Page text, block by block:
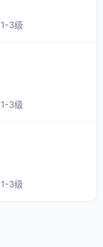
1-3级
1-3级
1-3级